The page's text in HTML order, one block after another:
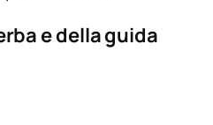
e della guida